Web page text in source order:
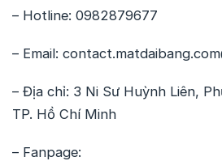
– Hotline: 0982879677
– Email:
– Địa chỉ: 3 Ni Sư Huỳnh Liên,
TP. Hồ Chí Minh
– Fanpage: